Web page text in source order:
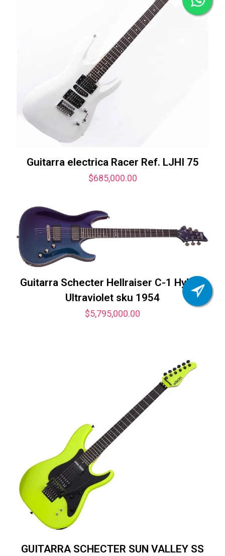
Guitarra electrica Racer Ref. LJHI 75
$685,000.00
Guitarra Schecter Hellraiser C-1 Hybrid
Ultraviolet sku 1954
$5,795,000.00
GUITARRA SCHECTER SUN VALLEY SS